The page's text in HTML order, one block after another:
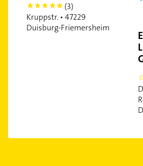
5
(3)
Kruppstr. • 47229
Duisburg-Friemersheim
0